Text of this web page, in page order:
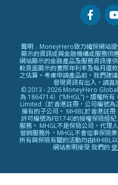
專欄文章
條款及細則
編輯守則
廣告合作
廣告政策
私隱政策
加入我們
媒體報導
聲明﹕MoneyHero致力確保網站
顯示的資訊或與金融機構或服務供
網站顯示的金融產品及服務資訊僅
較頁面顯示的實際年利率及每月還
之估算。考慮申請產品前，我們建
發現資訊有出入，請直
© 2013 - 2026 MoneyHero
為 1864714）(“MHGL”)。版權所
Limited（於香港註冊，公司編號為
擁有的子公司。 MHIBL於香港註
許可編號為FB1740的授權保險經
服務。 MHGL不是保險公司，代理
營銷服務外，MHGL不會從事保險
所有與保險有關的活動均由MHIBL
網站表明接受 我們的